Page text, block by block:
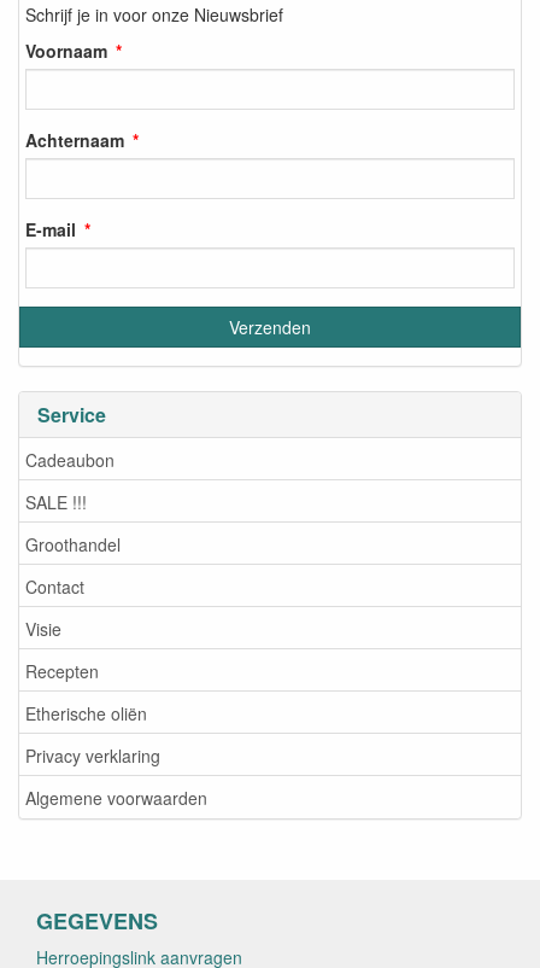
Schrijf je in voor onze Nieuwsbrief
Voornaam
Achternaam
E-mail
Service
Cadeaubon
SALE !!!
Groothandel
Contact
Visie
Recepten
Etherische oliën
Privacy verklaring
Algemene voorwaarden
GEGEVENS
Herroepingslink aanvragen